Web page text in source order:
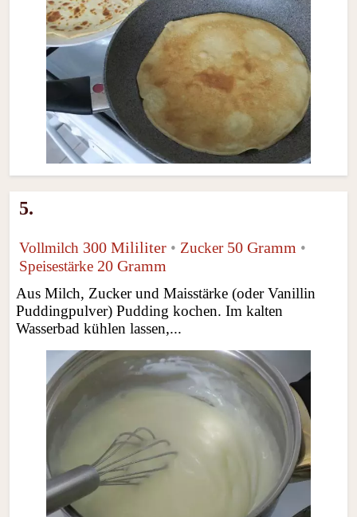
5.
Vollmilch 300 Mililiter • Zucker 50 Gramm •
Speisestärke 20 Gramm
Aus Milch, Zucker und Maisstärke (oder Vanillin
Puddingpulver) Pudding kochen. Im kalten
Wasserbad kühlen lassen,...